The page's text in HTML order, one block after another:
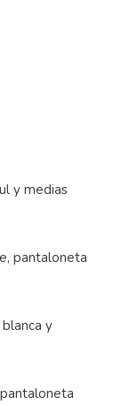
y medias
pantaloneta
y